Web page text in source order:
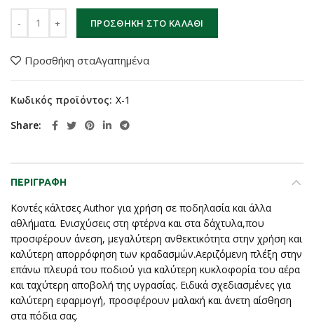
ΠΡΟΣΘΉΚΗ ΣΤΟ ΚΑΛΆΘΙ
Προσθήκη σταΑγαπημένα
Κωδικός προϊόντος: X-1
Share
ΠΕΡΙΓΡΑΦΉ
Κοντές κάλτσες Author για χρήση σε ποδηλασία και άλλα
αθλήματα. Ενισχύσεις στη φτέρνα και στα δάχτυλα,που
προσφέρουν άνεση, μεγαλύτερη ανθεκτικότητα στην χρήση και
καλύτερη απορρόφηση των κραδασμών.Αεριζόμενη πλέξη στην
επάνω πλευρά του ποδιού για καλύτερη κυκλοφορία του αέρα
και ταχύτερη αποβολή της υγρασίας. Ειδικά σχεδιασμένες για
καλύτερη εφαρμογή, προσφέρουν μαλακή και άνετη αίσθηση
στα πόδια σας.